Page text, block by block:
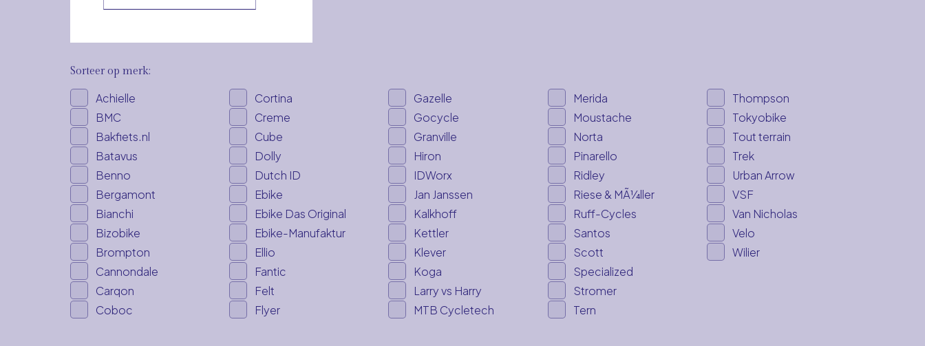
Sorteer op merk:
Achielle
BMC
Bakfiets.nl
Batavus
Benno
Bergamont
Bianchi
Bizobike
Brompton
Cannondale
Carqon
Coboc
Cortina
Creme
Cube
Dolly
Dutch ID
Ebike
Ebike Das Original
Ebike-Manufaktur
Ellio
Fantic
Felt
Flyer
Gazelle
Gocycle
Granville
Hiron
IDWorx
Jan Janssen
Kalkhoff
Kettler
Klever
Koga
Larry vs Harry
MTB Cycletech
Merida
Moustache
Norta
Pinarello
Ridley
Riese & MÃ¼ller
Ruff-Cycles
Santos
Scott
Specialized
Stromer
Tern
Thompson
Tokyobike
Tout terrain
Trek
Urban Arrow
VSF
Van Nicholas
Velo
Wilier